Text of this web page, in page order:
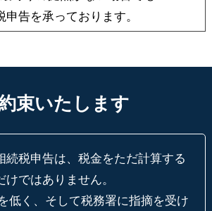
申告を承っております。
束いたします
続税申告は、税金をただ計算する
けではありません。
低く、そして税務署に指摘を受け